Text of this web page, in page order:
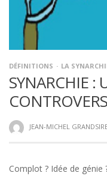
DÉFINITIONS LA
SYNARCHIE :
JEAN-MICHEL
Complot ? Idée de génie